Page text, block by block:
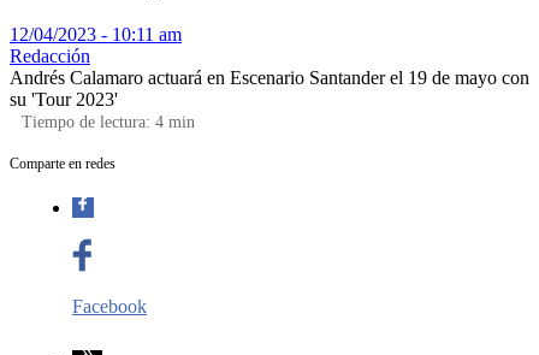
12/04/2023 - 10:11 am
Redacción
Andrés Calamaro actuará en Escenario Santander el 19 de mayo con
su 'Tour 2023'
Tiempo de lectura: 4 min
Comparte en redes
Facebook